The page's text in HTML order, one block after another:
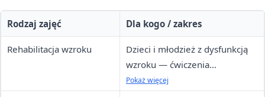
Rodzaj zajęć Dla kogo / zakres
Rehabilitacja wzroku
Dzieci i młodzież z dysfunkcją
wzroku — ćwiczenia
usprawniające widzenie
Pokaż więcej